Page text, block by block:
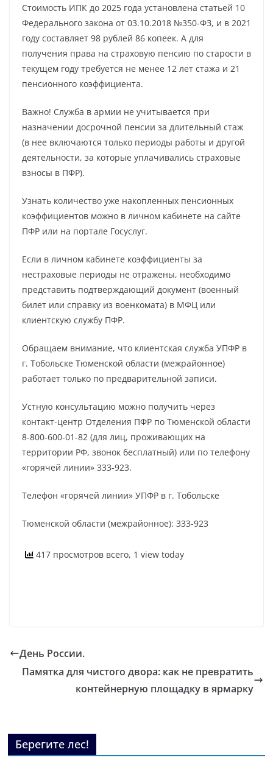
Стоимость ИПК до 2025 года установлена статьей 10
Федерального закона от 03.10.2018 №350-ФЗ, и в 2021
году составляет 98 рублей 86 копеек. А для
получения права на страховую пенсию по старости в
текущем году требуется не менее 12 лет стажа и 21
пенсионного коэффициента.
Важно! Служба в армии не учитывается при
назначении досрочной пенсии за длительный стаж
(в нее включаются только периоды работы и другой
деятельности, за которые уплачивались страховые
взносы в ПФР).
Узнать количество уже накопленных пенсионных
коэффициентов можно в личном кабинете на сайте
ПФР или на портале Госуслуг.
Если в личном кабинете коэффициенты за
нестраховые периоды не отражены, необходимо
представить подтверждающий документ (военный
билет или справку из военкомата) в МФЦ или
клиентскую службу ПФР.
Обращаем внимание, что клиентская служба УПФР в
г. Тобольске Тюменской области (межрайонное)
работает только по предварительной записи.
Устную консультацию можно получить через
контакт-центр Отделения ПФР по Тюменской области
8-800-600-01-82 (для лиц, проживающих на
территории РФ, звонок бесплатный) или по телефону
«горячей линии» 333-923.
Телефон «горячей линии» УПФР в г. Тобольске
Тюменской области (межрайонное): 333-923
417 просмотров всего, 1 view today
День России.
Памятка для чистого двора: как не превратить
контейнерную площадку в ярмарку
Берегите лес!